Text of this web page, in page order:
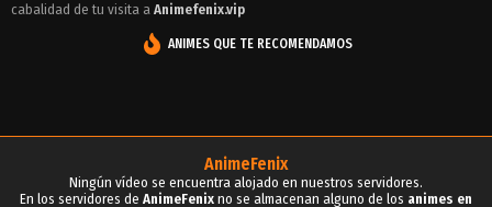
cabalidad de tu visita a Animefenix.vip
ANIMES QUE TE RECOMENDAMOS
AnimeFenix
Ningún vídeo se encuentra alojado en nuestros servidores.
En los servidores de AnimeFenix no se almacenan alguno de los animes en